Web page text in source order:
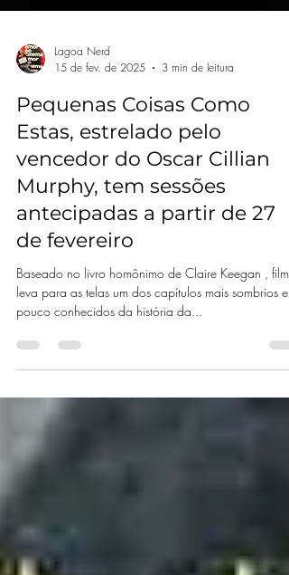
Lagoa Nerd
15 de fev. de 2025
3 min de leitura
Pequenas Coisas Como
Estas, estrelado pelo
vencedor do Oscar Cillian
Murphy, tem sessões
antecipadas a partir de 27
de fevereiro
Baseado no livro homônimo de Claire Keegan , filme
leva para as telas um dos capítulos mais sombrios e